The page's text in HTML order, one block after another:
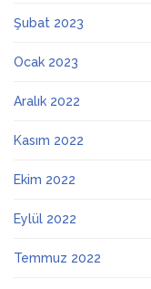
Şubat 2023
Ocak 2023
Aralık 2022
Kasım 2022
Ekim 2022
Eylül 2022
Temmuz 2022